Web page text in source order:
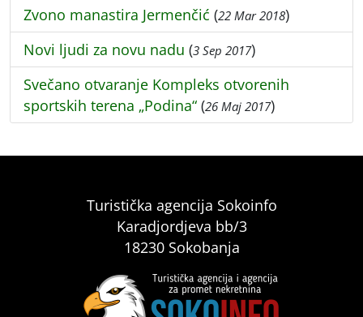
Zvono manastira Jermenčić (22 Mar 2018)
Novi ljudi za novu nadu (3 Sep 2017)
Svečano otvaranje Kompleks otvorenih
sportskih terena „Podina“ (26 Maj 2017)
Turistička agencija Sokoinfo
Karadjordjeva bb/3
18230 Sokobanja